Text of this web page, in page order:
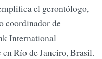
el gerontólogo,
coordinador de
International
Río de Janeiro, Brasil.